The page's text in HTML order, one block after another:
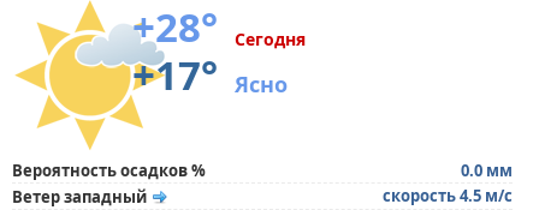
+28°
+17°
Сегодня
Ясно
Вероятность осадков %
0.0 мм
Ветер западный
скорость 4.5 м/с